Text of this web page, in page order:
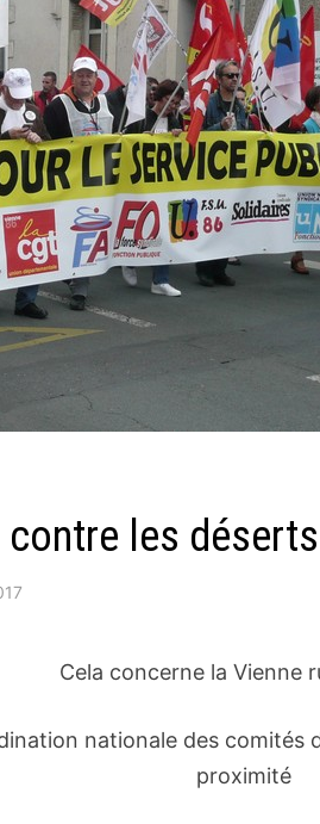
les
Cela concerne la Vienne
nationale des
proximité